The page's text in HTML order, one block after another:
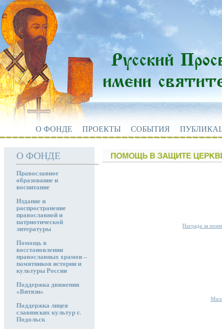
О ФОНДЕ ПРОЕКТЫ СОБЫТИЯ
Награда за
О ФОНДЕ
Православное
образование и
воспитание
Издание и
распространение
православной и
патриотической
литературы
Помощь в
восстановлении
православных храмов –
памятников истории и
культуры России
Поддержка движения
«Витязи»
Поддержка лицея
славянских культур г.
Подольск